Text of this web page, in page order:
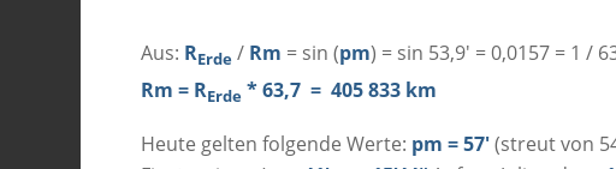
Aus: RErde / Rm = sin (pm) = sin 53,9′ = 0,0157 = 1
Rm = RErde * 63,7 = 405 833 km
Heute gelten folgende Werte: pm = 57′(streut von